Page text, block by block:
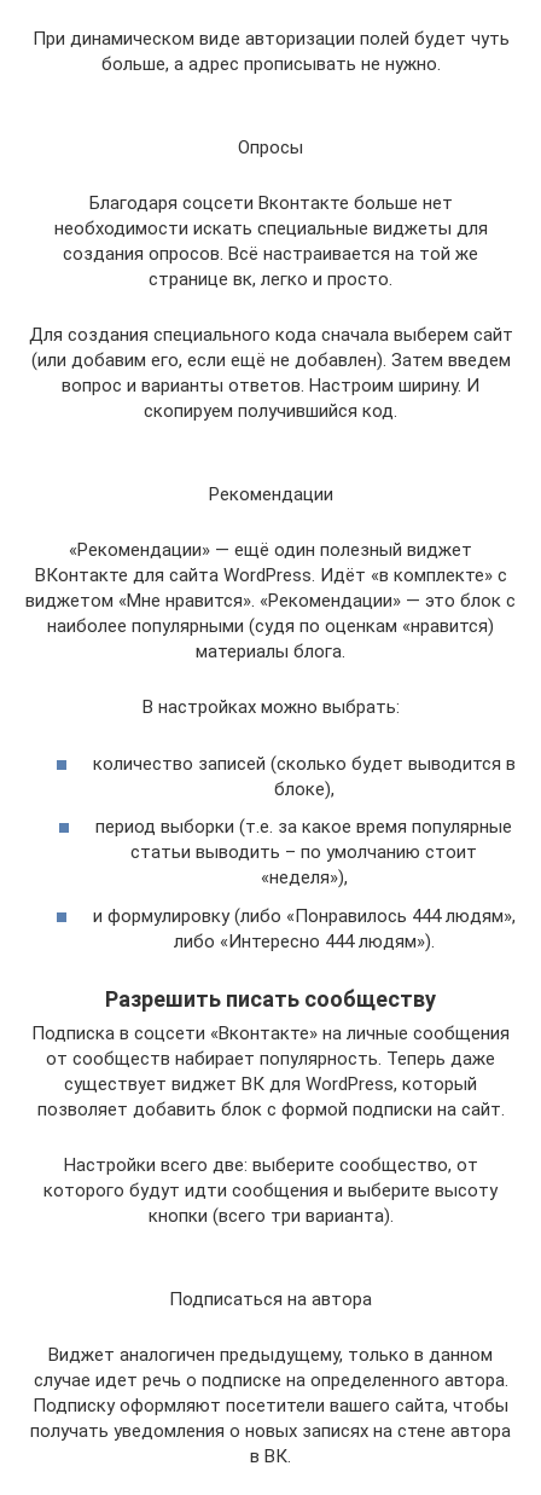
При динамическом виде авторизации полей будет чуть
больше, а адрес прописывать не нужно.
Опросы
Благодаря соцсети Вконтакте больше нет
необходимости искать специальные виджеты для
создания опросов. Всё настраивается на той же
странице вк, легко и просто.
Для создания специального кода сначала выберем сайт
(или добавим его, если ещё не добавлен). Затем введем
вопрос и варианты ответов. Настроим ширину. И
скопируем получившийся код.
Рекомендации
«Рекомендации» — ещё один полезный виджет
ВКонтакте для сайта WordPress. Идёт «в комплекте» с
виджетом «Мне нравится». «Рекомендации» — это блок с
наиболее популярными (судя по оценкам «нравится)
материалы блога.
В настройках можно выбрать:
количество записей (сколько будет выводится в
блоке),
период выборки (т.е. за какое время популярные
статьи выводить – по умолчанию стоит
«неделя»),
и формулировку (либо «Понравилось 444 людям»,
либо «Интересно 444 людям»).
Разрешить писать сообществу
Подписка в соцсети «Вконтакте» на личные сообщения
от сообществ набирает популярность. Теперь даже
существует виджет ВК для WordPress, который
позволяет добавить блок с формой подписки на сайт.
Настройки всего две: выберите сообщество, от
которого будут идти сообщения и выберите высоту
кнопки (всего три варианта).
Подписаться на автора
Виджет аналогичен предыдущему, только в данном
случае идет речь о подписке на определенного автора.
Подписку оформляют посетители вашего сайта, чтобы
получать уведомления о новых записях на стене автора
в ВК.